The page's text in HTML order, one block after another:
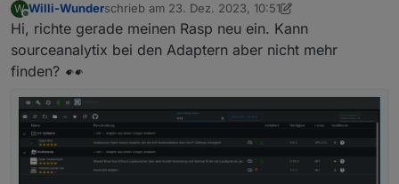
Also ich kann nicht sehen das es aus irgend einen
GRund den Wert so in die Höhe schnellen lässt.
W
Offline
Willi-Wunderschrieb am 23. Dez. 2023, 10:51
zuletzt editiert von Willi-Wunder
Hi, richte gerade meinen Rasp neu ein. Kann
sourceanalytix bei den Adaptern aber nicht mehr
finden?